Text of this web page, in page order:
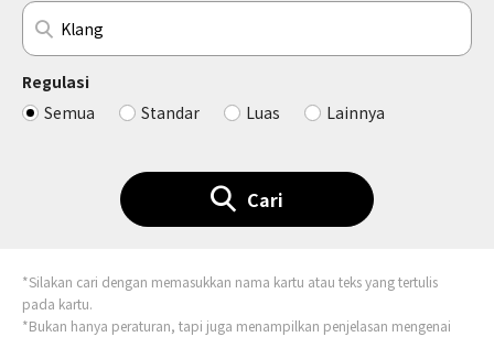
Regulasi
Semua
Standar Luas Lainnya
Cari
*Silakan cari dengan memasukkan nama kartu atau teks yang tertulis
pada kartu.
*Bukan hanya peraturan, tapi juga menampilkan penjelasan mengenai